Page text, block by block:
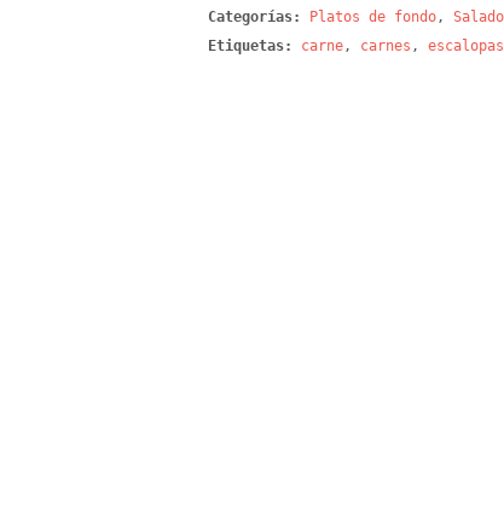
Categorías: Platos de fondo, Salado
Etiquetas:
carne, carnes , escalopas